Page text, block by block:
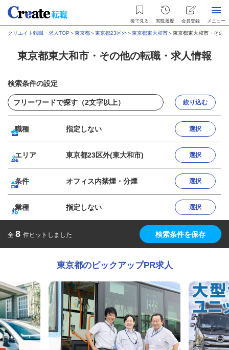
後で見る 閲覧履歴 会員登録 メニュー
クリエイト転職・求人TOP ＞東京都＞東京都23区外＞東京都東大和市＞東京都東大和市・その
東京都東大和市・その他の転職・求人情報
検索条件の設定
絞り込む
職種 指定しない 選択
エリア 東京都23区外(東大和市) 選択
条件 オフィス内禁煙・分煙 選択
業種 指定しない 選択
全 8 件ヒットしました 検索条件を保存
東京都のピックアップPR求人